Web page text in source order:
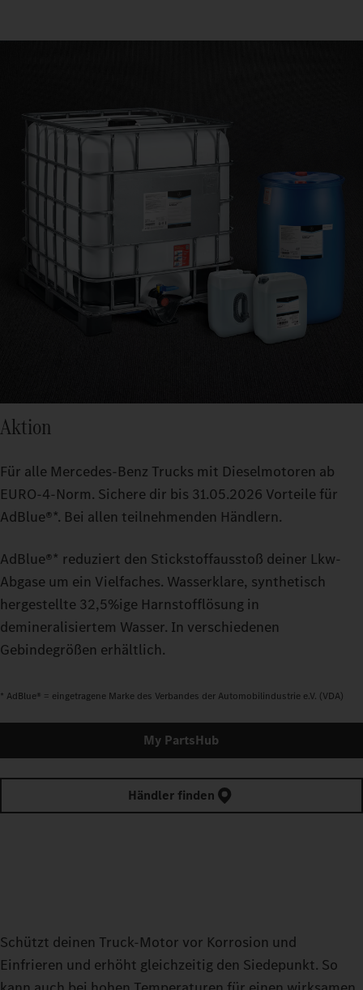
Aktion
Für alle Mercedes‑Benz Trucks mit Dieselmotoren ab
EURO‑4‑Norm. Sichere dir bis 31.05.2026 Vorteile für
AdBlue®*. Bei allen teilnehmenden Händlern.
AdBlue®* reduziert den Stickstoffausstoß deiner Lkw-
Abgase um ein Vielfaches. Wasserklare, synthetisch
hergestellte 32,5%ige Harnstofflösung in
demineralisiertem Wasser. In verschiedenen
Gebindegrößen erhältlich.
* AdBlue® = eingetragene Marke des Verbandes der Automobilindustrie e.V. (VDA)
My PartsHub
Händler finden
Schützt deinen Truck-Motor vor Korrosion und
Einfrieren und erhöht gleichzeitig den Siedepunkt. So